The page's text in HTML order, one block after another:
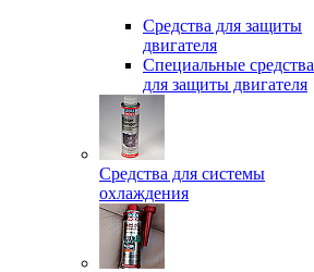
Средства для защиты
двигателя
Специальныe средства
для защиты двигателя
Средства для системы
охлаждения